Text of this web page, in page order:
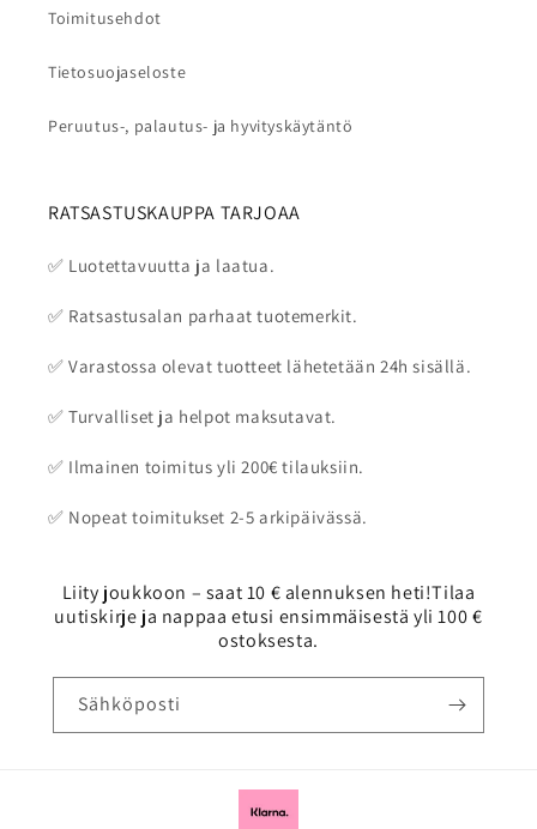
Toimitusehdot
Tietosuojaseloste
Peruutus-, palautus- ja hyvityskäytäntö
RATSASTUSKAUPPA TARJOAA
✅ Luotettavuutta ja laatua.
✅ Ratsastusalan parhaat tuotemerkit.
✅ Varastossa olevat tuotteet lähetetään 24h sisällä.
✅ Turvalliset ja helpot maksutavat.
✅ Ilmainen toimitus yli 200€ tilauksiin.
✅ Nopeat toimitukset 2-5 arkipäivässä.
Liity joukkoon – saat 10 € alennuksen heti!Tilaa
uutiskirje ja nappaa etusi ensimmäisestä yli 100 €
ostoksesta.
Sähköposti